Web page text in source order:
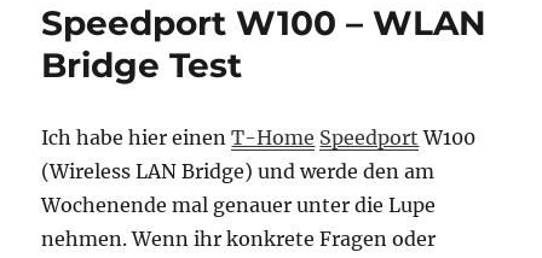
Speedport W100 – WLAN
Bridge Test
Ich habe hier einenT-Home Speedport W100
(Wireless LAN Bridge) und werde den am
Wochenende mal genauer unter die Lupe
nehmen. Wenn ihr konkrete Fragen oder